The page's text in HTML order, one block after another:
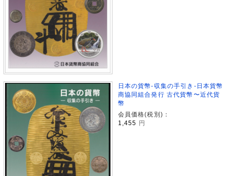
日本の貨幣-収集の手引き-日本貨幣
商協同組合発行 古代貨幣〜近代貨
幣
会員価格(税別)：
1,455
円